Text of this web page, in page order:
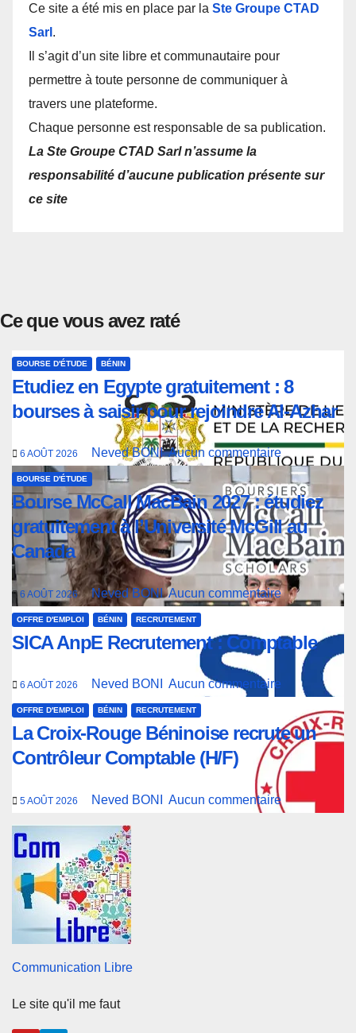
Ce site a été mis en place par la Ste Groupe CTAD
Sarl .
Il s’agit d’un site libre et communautaire pour
permettre à toute personne de communiquer à
travers une plateforme.
Chaque personne est responsable de sa publication.
La Ste Groupe CTAD Sarl n’assume la
responsabilité d’aucune publication présente sur
ce site
Ce que vous avez raté
BOURSE D'ÉTUDE BÉNIN
Etudiez en Egypte gratuitement : 8
bourses à saisir pour rejoindre Al-Azhar
6 AOÛT 2026 Neved BONIAucun commentaire
BOURSE D'ÉTUDE
Bourse McCall MacBain 2027 : étudiez
gratuitement à l’Université McGill au
Canada
6 AOÛT 2026 Neved BONIAucun commentaire
OFFRE D'EMPLOI BÉNIN RECRUTEMENT
SICA AnpE Recrutement : Comptable
6 AOÛT 2026 Neved BONI Aucun commentaire
OFFRE D'EMPLOI BÉNIN RECRUTEMENT
La Croix-Rouge Béninoise recrute un
Contrôleur Comptable (H/F)
5 AOÛT 2026 Neved BONI Aucun commentaire
Communication Libre
Le site qu'il me faut